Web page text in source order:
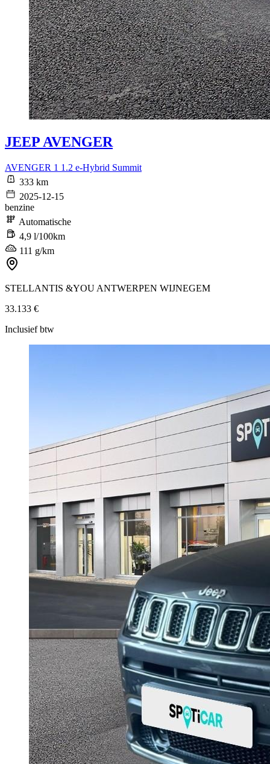
JEEP AVENGER
AVENGER 1 1.2 e-Hybrid Summit
333 km
2025-12-15
benzine
Automatische
4,9 l/100km
111 g/km
STELLANTIS &YOU ANTWERPEN WIJNEGEM
33.133 €
Inclusief btw